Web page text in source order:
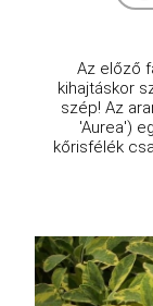
Az előző
kihajtáskor
szép! Az
'Aurea')
kőrisfélék